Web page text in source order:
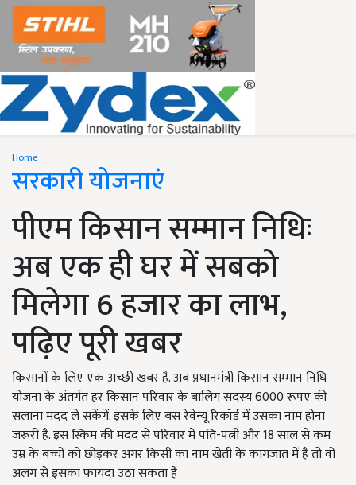
Home
सरकारी योजनाएं
पीएम किसान सम्मान निधिः
अब एक ही घर में सबको
मिलेगा 6 हजार का लाभ,
पढ़िए पूरी खबर
किसानों के लिए एक अच्छी खबर है. अब प्रधानमंत्री किसान सम्मान निधि
योजना के अंतर्गत हर किसान परिवार के बालिग सदस्य 6000 रूपए की
सलाना मदद ले सकेंगें. इसके लिए बस रेवेन्यू रिकॉर्ड में उसका नाम होना
जरूरी है. इस स्किम की मदद से परिवार में पति-पत्नी और 18 साल से कम
उम्र के बच्चों को छोड़कर अगर किसी का नाम खेती के कागजात में है तो वो
अलग से इसका फायदा उठा सकता है